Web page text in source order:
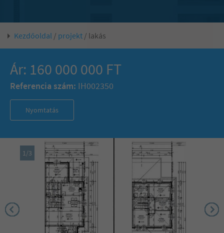
Kezdőoldal / projekt / lakás
Ár: 160 000 000 FT
Referencia szám: IH002350
Nyomtatás
1/3